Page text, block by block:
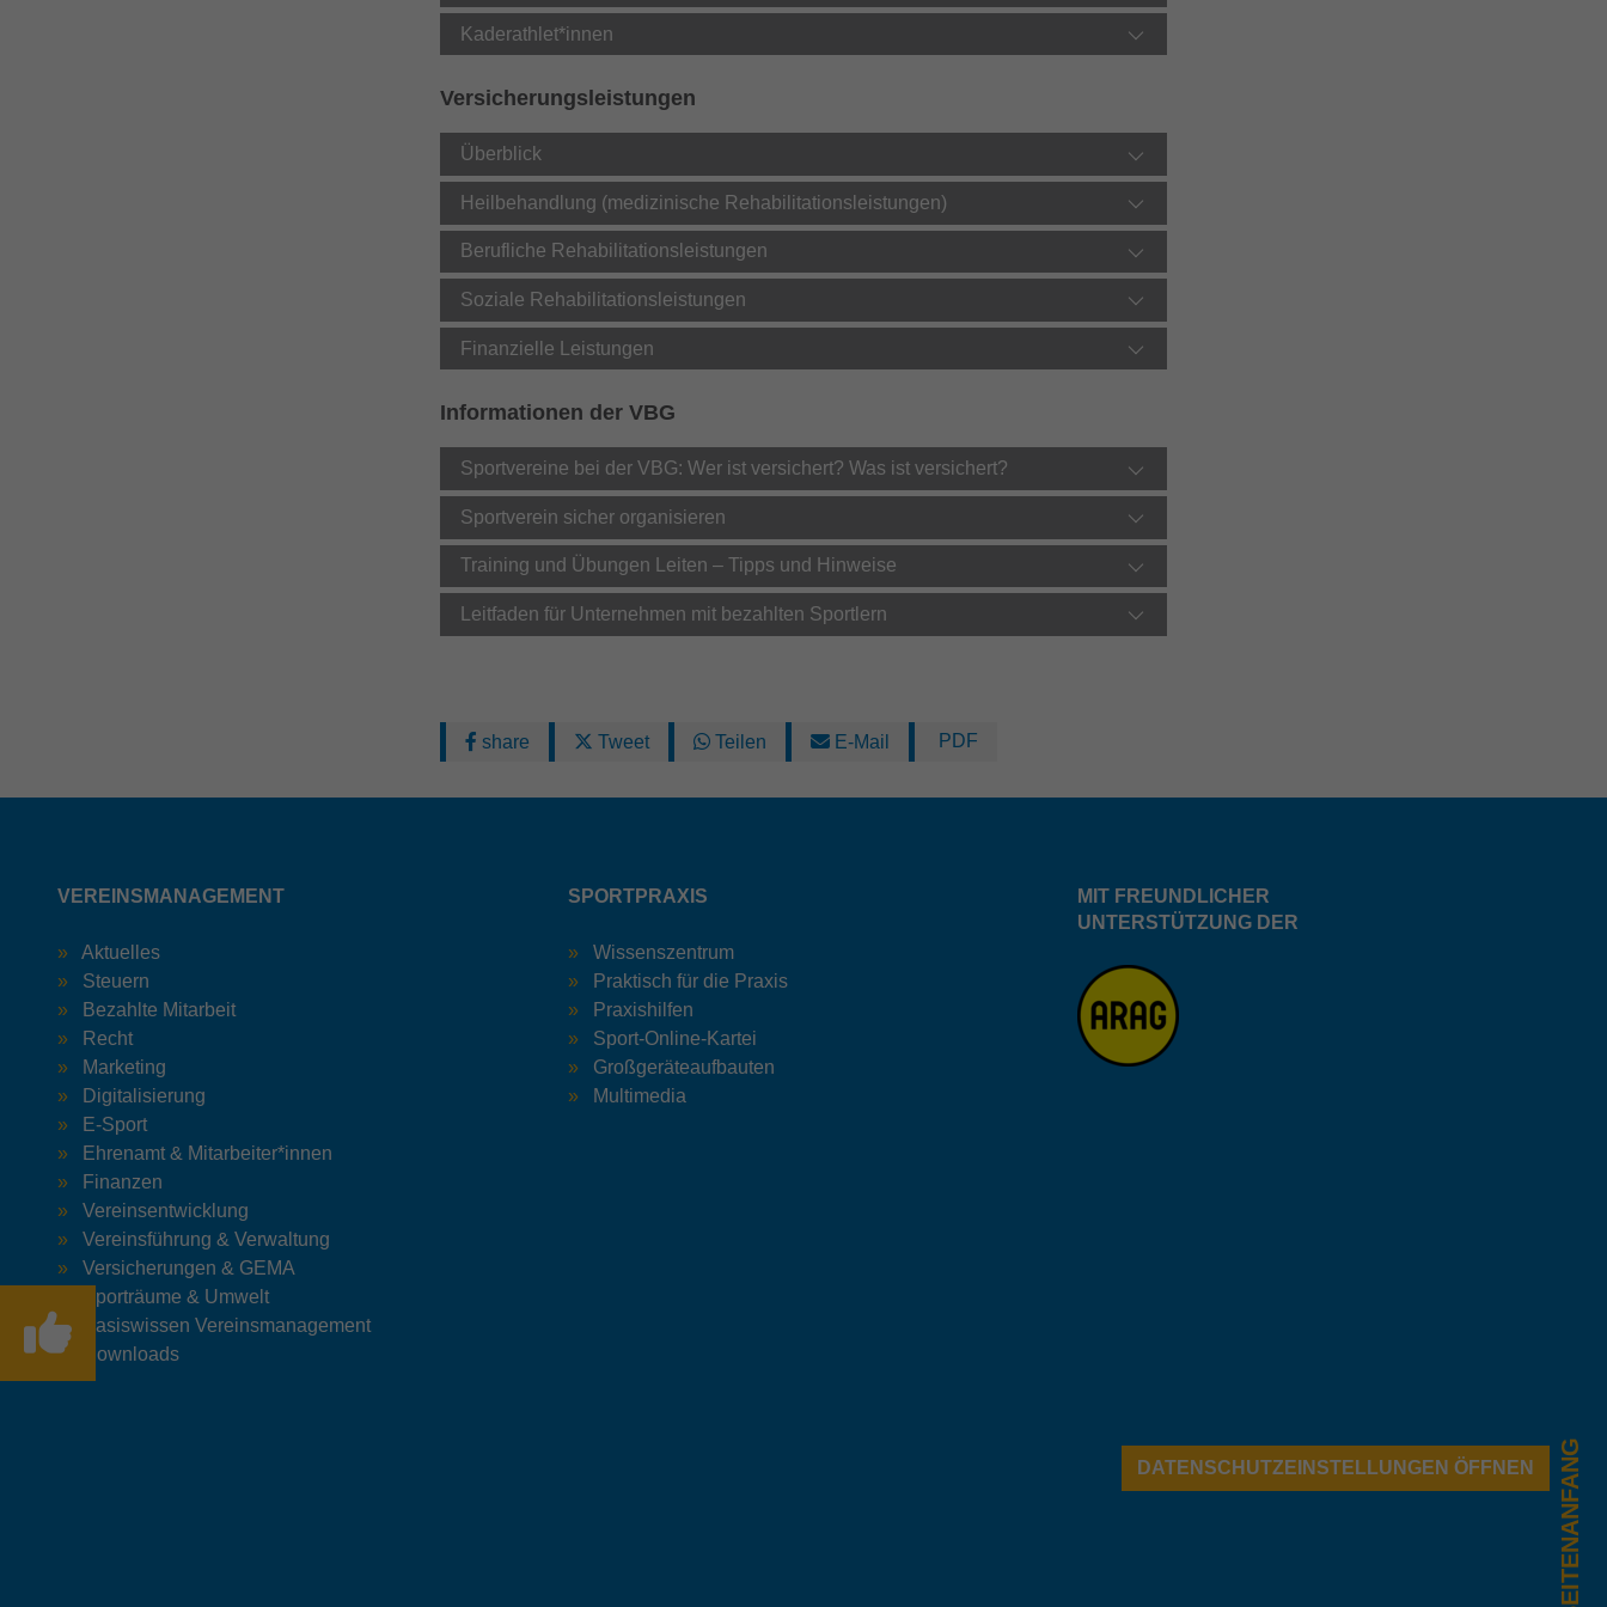
Kaderathlet*innen
Versicherungsleistungen
Überblick
Heilbehandlung (medizinische Rehabilitationsleistungen)
Berufliche Rehabilitationsleistungen
Soziale Rehabilitationsleistungen
Finanzielle Leistungen
Informationen der VBG
Sportvereine bei der VBG: Wer ist versichert? Was ist versichert?
Sportverein sicher organisieren
Training und Übungen Leiten – Tipps und Hinweise
Leitfaden für Unternehmen mit bezahlten Sportlern
share Tweet Teilen E-Mail PDF
VEREINSMANAGEMENT
Aktuelles
Steuern
Bezahlte Mitarbeit
Recht
Marketing
Digitalisierung
E-Sport
Ehrenamt & Mitarbeiter*innen
Finanzen
Vereinsentwicklung
Vereinsführung & Verwaltung
Versicherungen & GEMA
Sporträume & Umwelt
Basiswissen Vereinsmanagement
Downloads
SPORTPRAXIS
Wissenszentrum
Praktisch für die Praxis
Praxishilfen
Sport-Online-Kartei
Großgeräteaufbauten
Multimedia
MIT FREUNDLICHER
UNTERSTÜTZUNG DER
DATENSCHUTZEINSTELLUNGEN ÖFFNEN SEITENANFANG
anonymisierter Form.
Anbieter Google LLC
Laufzeit 1 Minute
Zweck
Dieser Cookie identifiziert die Besucher nach
Alter, Geschlecht oder Interessen und nutzt dazu
den DoubleClick des Google Tag Manager, um
die gezielte Anzeigenplatzierung zu